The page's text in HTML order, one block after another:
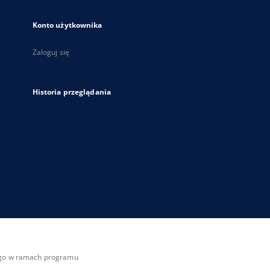
Konto użytkownika
Zaloguj się
Historia przeglądania
w ramach programu